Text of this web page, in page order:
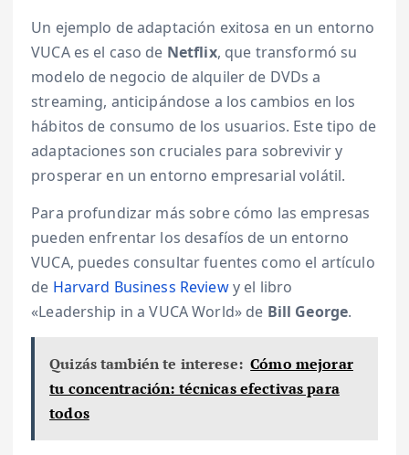
Un ejemplo de adaptación exitosa en un entorno
VUCA es el caso de Netflix, que transformó su
modelo de negocio de alquiler de DVDs a
streaming, anticipándose a los cambios en los
hábitos de consumo de los usuarios. Este tipo de
adaptaciones son cruciales para sobrevivir y
prosperar en un entorno empresarial volátil.
Para profundizar más sobre cómo las empresas
pueden enfrentar los desafíos de un entorno
VUCA, puedes consultar fuentes como el artículo
de Harvard Business Reviewy el libro
«Leadership in a VUCA World» de Bill George.
Quizás también te interese: Cómo mejorar
tu concentración: técnicas efectivas para
todos